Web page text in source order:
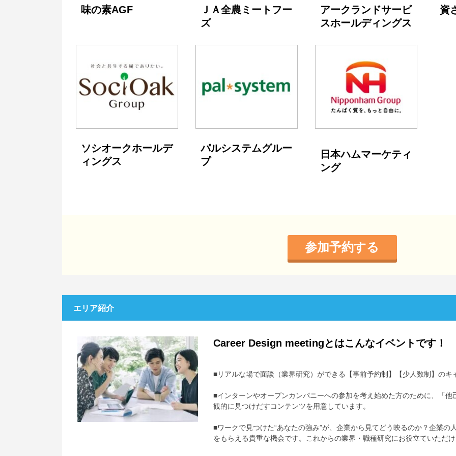
味の素AGF
ＪＡ全農ミートフー
ズ
アークランドサービ
スホールディングス
資
ソシオークホールデ
ィングス
パルシステムグルー
プ
日本ハムマーケティ
ング
参加予約する
エリア紹介
Career Design meetingとはこんなイベントです！
■リアルな場で面談（業界研究）ができる【事前予約制】【少人数制】のキ
■インターンやオープンカンパニーへの参加を考え始めた方のために、「
観的に見つけだすコンテンツを用意しています。
■ワークで見つけた“あなたの強み”が、企業から見てどう映るのか？企業の
をもらえる貴重な機会です。これからの業界・職種研究にお役立ていただ